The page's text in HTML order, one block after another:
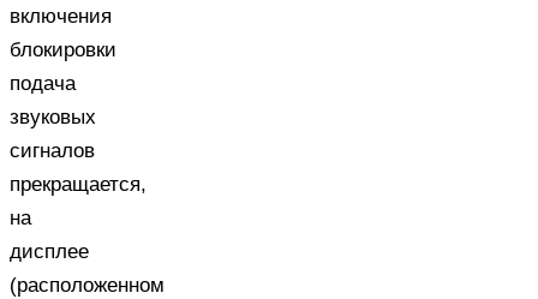
включения
блокировки
подача
звуковых
сигналов
прекращается,
на
дисплее
(расположенном